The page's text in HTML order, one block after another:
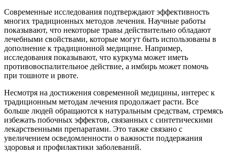
Современные исследования подтверждают эффективность
многих традиционных методов лечения. Научные работы
показывают, что некоторые травы действительно обладают
лечебными свойствами, которые могут быть использованы в
дополнение к традиционной медицине. Например,
исследования показывают, что куркума может иметь
противовоспалительное действие, а имбирь может помочь
при тошноте и рвоте.
Несмотря на достижения современной медицины, интерес к
традиционным методам лечения продолжает расти. Все
больше людей обращаются к натуральным средствам, стремясь
избежать побочных эффектов, связанных с синтетическими
лекарственными препаратами. Это также связано с
увеличением осведомленности о важности поддержания
здоровья и профилактики заболеваний.